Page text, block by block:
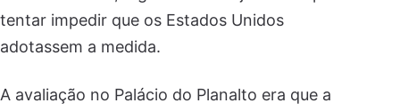
tentar impedir que os Estados Unidos
adotassem a medida.
A avaliação no Palácio do Planalto era que a